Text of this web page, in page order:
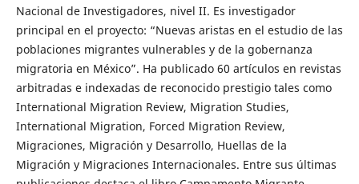
Nacional de Investigadores, nivel II. Es investigador
principal en el proyecto: “Nuevas aristas en el estudio de las
poblaciones migrantes vulnerables y de la gobernanza
migratoria en México”. Ha publicado 60 artículos en revistas
arbitradas e indexadas de reconocido prestigio tales como
International Migration Review, Migration Studies,
International Migration, Forced Migration Review,
Migraciones, Migración y Desarrollo, Huellas de la
Migración y Migraciones Internacionales. Entre sus últimas